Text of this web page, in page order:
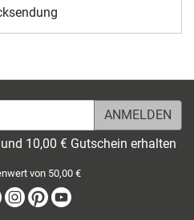
10,00 € Gutschein erhalten
von 50,00 €
Facebook
Instagram
Pinterest